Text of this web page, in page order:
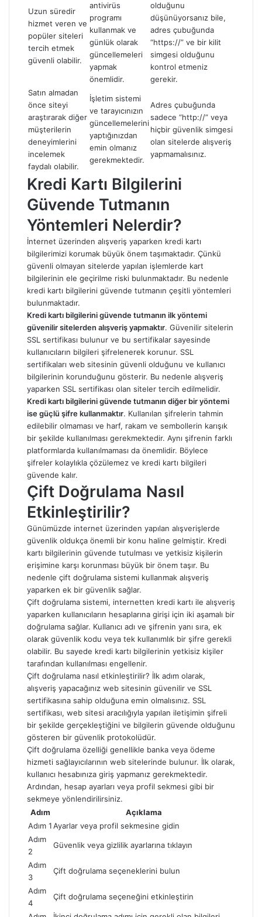
Uzun süredir
hizmet veren ve
popüler siteleri
tercih etmek
güvenli olabilir.
antivirüs
programı
kullanmak ve
günlük olarak
güncellemeleri
yapmak
önemlidir.
olduğunu
düşünüyorsanız bile,
adres çubuğunda
“https://” ve bir kilit
simgesi olduğunu
kontrol etmeniz
gerekir.
Satın almadan
önce siteyi
araştırarak diğer
müşterilerin
deneyimlerini
incelemek
faydalı olabilir.
İşletim sistemi
ve tarayıcınızın
güncellemelerini
yaptığınızdan
emin olmanız
gerekmektedir.
Adres çubuğunda
sadece “http://” veya
hiçbir güvenlik simgesi
olan sitelerde alışveriş
yapmamalısınız.
Kredi Kartı Bilgilerini
Güvende Tutmanın
Yöntemleri Nelerdir?
İnternet üzerinden alışveriş yaparken kredi kartı
bilgilerimizi korumak büyük önem taşımaktadır. Çünkü
güvenli olmayan sitelerde yapılan işlemlerde kart
bilgilerinin ele geçirilme riski bulunmaktadır. Bu nedenle
kredi kartı bilgilerini güvende tutmanın çeşitli yöntemleri
bulunmaktadır.
Kredi kartı bilgilerini güvende tutmanın ilk yöntemi
güvenilir sitelerden alışveriş yapmaktır. Güvenilir sitelerin
SSL sertifikası bulunur ve bu sertifikalar sayesinde
kullanıcıların bilgileri şifrelenerek korunur. SSL
sertifikaları web sitesinin güvenli olduğunu ve kullanıcı
bilgilerinin korunduğunu gösterir. Bu nedenle alışveriş
yaparken SSL sertifikası olan siteler tercih edilmelidir.
Kredi kartı bilgilerini güvende tutmanın diğer bir yöntemi
ise güçlü şifre kullanmaktır. Kullanılan şifrelerin tahmin
edilebilir olmaması ve harf, rakam ve sembollerin karışık
bir şekilde kullanılması gerekmektedir. Aynı şifrenin farklı
platformlarda kullanılmaması da önemlidir. Böylece
şifreler kolaylıkla çözülemez ve kredi kartı bilgileri
güvende kalır.
Çift Doğrulama Nasıl
Etkinleştirilir?
Günümüzde internet üzerinden yapılan alışverişlerde
güvenlik oldukça önemli bir konu haline gelmiştir. Kredi
kartı bilgilerinin güvende tutulması ve yetkisiz kişilerin
erişimine karşı korunması büyük bir önem taşır. Bu
nedenle çift doğrulama sistemi kullanmak alışveriş
yaparken ek bir güvenlik sağlar.
Çift doğrulama sistemi, internetten kredi kartı ile alışveriş
yaparken kullanıcıların hesaplarına girişi için iki aşamalı bir
doğrulama sağlar. Kullanıcı adı ve şifrenin yanı sıra, ek
olarak güvenlik kodu veya tek kullanımlık bir şifre gerekli
olabilir. Bu sayede kredi kartı bilgilerinin yetkisiz kişiler
tarafından kullanılması engellenir.
Çift doğrulama nasıl etkinleştirilir? İlk adım olarak,
alışveriş yapacağınız web sitesinin güvenilir ve SSL
sertifikasına sahip olduğuna emin olmalısınız. SSL
sertifikası, web sitesi aracılığıyla yapılan iletişimin şifreli
bir şekilde gerçekleştiğini ve bilgilerin güvende olduğunu
gösteren bir güvenlik protokolüdür.
Çift doğrulama özelliği genellikle banka veya ödeme
hizmeti sağlayıcılarının web sitelerinde bulunur. İlk olarak,
kullanıcı hesabınıza giriş yapmanız gerekmektedir.
Ardından, hesap ayarları veya profil sekmesi gibi bir
sekmeye yönlendirilirsiniz.
Adım
Açıklama
Adım 1Ayarlar veya profil sekmesine gidin
Adım
2
Güvenlik veya gizlilik ayarlarına tıklayın
Adım
3
Çift doğrulama seçeneklerini bulun
Adım
4
Çift doğrulama seçeneğini etkinleştirin